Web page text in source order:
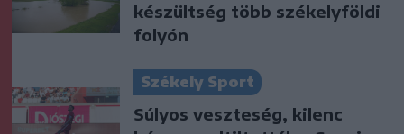
készültség több székelyföldi
folyón
Székely Sport
Súlyos veszteség, kilenc